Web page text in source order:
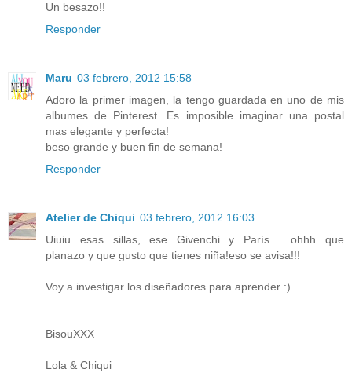
Un besazo!!
Responder
Maru 03 febrero, 2012 15:58
Adoro la primer imagen, la tengo guardada en uno de mis
albumes de Pinterest. Es imposible imaginar una postal
mas elegante y perfecta!
beso grande y buen fin de semana!
Responder
Atelier de Chiqui 03 febrero, 2012 16:03
Uiuiu...esas sillas, ese Givenchi y París.... ohhh que
planazo y que gusto que tienes niña!eso se avisa!!!
Voy a investigar los diseñadores para aprender :)
BisouXXX
Lola & Chiqui